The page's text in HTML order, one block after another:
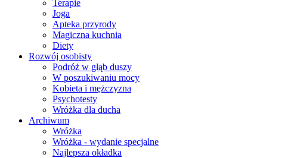
Terapie
Joga
Apteka przyrody
Magiczna kuchnia
Diety
Rozwój osobisty
Podróż w głąb duszy
W poszukiwaniu mocy
Kobieta i mężczyzna
Psychotesty
Wróżka dla ducha
Archiwum
Wróżka
Wróżka - wydanie specjalne
Najlepsza okładka